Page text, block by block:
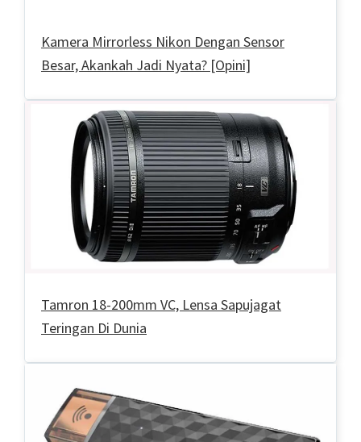
Kamera Mirrorless Nikon Dengan Sensor
Besar, Akankah Jadi Nyata? [Opini]
Tamron 18-200mm VC, Lensa Sapujagat
Teringan Di Dunia